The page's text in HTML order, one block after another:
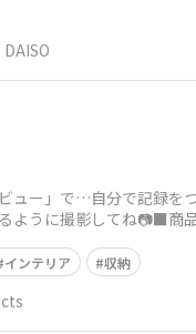
DAISO
ー」で…自分で記録を
ように撮影してね📷■
インテリア 収納